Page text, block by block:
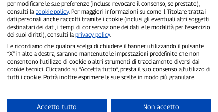
Proprietario ed editore:66communication Srls- P.IVA
02798890188
Direttore Responsabile:Alessandro Secchi- Vicedirettore:Federico
Benedusi
Privacy Policy-Cookie Policy
"Se è successo davvero, lo trovi su P300.it"
Copyright © P300.it 2012-2026
per modificare le sue preferenze (incluso revocare il consenso, se prestato),
consulti la cookie policy. Per maggiori informazioni su come il Titolare tratta i
dati personali anche raccolti tramite i cookie (inclusi gli eventuali altri soggetti
destinatari dei dati, i tempi di conservazione dei dati e le modalità per l’esercizio
dei suoi diritti), consulti la privacy policy.
Le ricordiamo che, qualora scelga di chiudere il banner utilizzando il pulsante
“X” in alto a destra, saranno mantenute le impostazioni predefinite che non
consentono l’utilizzo di cookie o altri strumenti di tracciamento diversi dai
cookie tecnici. Cliccando su “Accetta tutto”, presta il suo consenso all’utilizzo di
tutti i cookie. Potrà inoltre esprimere le sue scelte in modo più granulare.
Accetto tutto Non accetto